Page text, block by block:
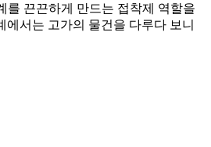
를 끈끈하게 만드는 접착제 역할을
서는 고가의 물건을 다루다 보니